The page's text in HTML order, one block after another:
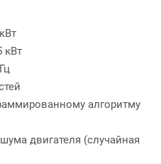
кВт
алгоритму
двигателя (случайная